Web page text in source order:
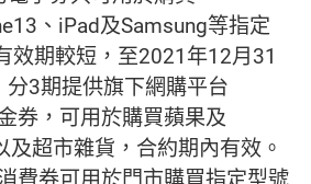
、iPad及Samsung等指定
效期較短，至2021年12月31
分3期提供旗下網購平台
券，可用於購買蘋果及
及超市雜貨，合約期內有效。
費券可用於門市購買指定型號